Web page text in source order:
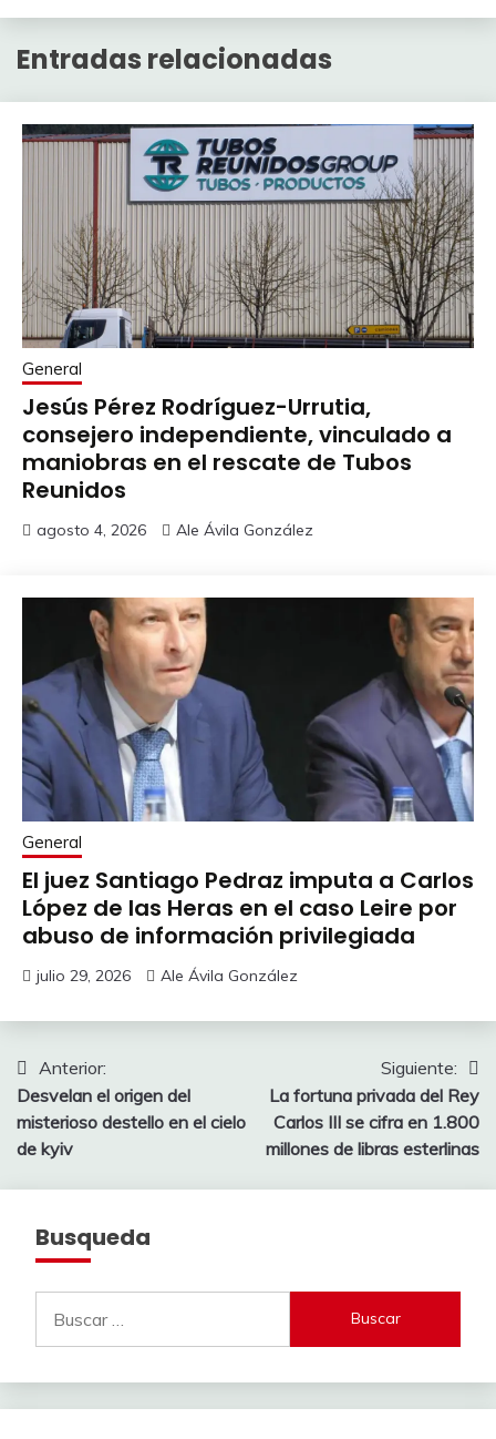
Entradas relacionadas
General
Jesús Pérez Rodríguez-Urrutia,
consejero independiente, vinculado a
maniobras en el rescate de Tubos
Reunidos
agosto 4, 2026 Ale Ávila González
General
El juez Santiago Pedraz imputa a Carlos
López de las Heras en el caso Leire por
abuso de información privilegiada
julio 29, 2026 Ale Ávila González
Navegación
de
entradas
Anterior:
Desvelan el origen del
misterioso destello en el cielo
de kyiv
Siguiente:
La fortuna privada del Rey
Carlos III se cifra en 1.800
millones de libras esterlinas
Busqueda